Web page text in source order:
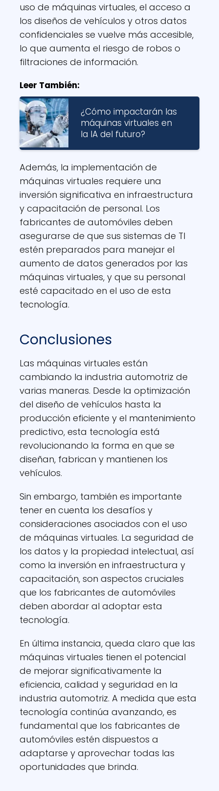
uso de máquinas virtuales, el acceso a
los diseños de vehículos y otros datos
confidenciales se vuelve más accesible,
lo que aumenta el riesgo de robos o
filtraciones de información.
Leer También:
¿Cómo impactarán las
máquinas virtuales en
la IA del futuro?
Además, la implementación de
máquinas virtuales requiere una
inversión significativa en infraestructura
y capacitación de personal. Los
fabricantes de automóviles deben
asegurarse de que sus sistemas de TI
estén preparados para manejar el
aumento de datos generados por las
máquinas virtuales, y que su personal
esté capacitado en el uso de esta
tecnología.
Conclusiones
Las máquinas virtuales están
cambiando la industria automotriz de
varias maneras. Desde la optimización
del diseño de vehículos hasta la
producción eficiente y el mantenimiento
predictivo, esta tecnología está
revolucionando la forma en que se
diseñan, fabrican y mantienen los
vehículos.
Sin embargo, también es importante
tener en cuenta los desafíos y
consideraciones asociados con el uso
de máquinas virtuales. La seguridad de
los datos y la propiedad intelectual, así
como la inversión en infraestructura y
capacitación, son aspectos cruciales
que los fabricantes de automóviles
deben abordar al adoptar esta
tecnología.
En última instancia, queda claro que las
máquinas virtuales tienen el potencial
de mejorar significativamente la
eficiencia, calidad y seguridad en la
industria automotriz. A medida que esta
tecnología continúa avanzando, es
fundamental que los fabricantes de
automóviles estén dispuestos a
adaptarse y aprovechar todas las
oportunidades que brinda.